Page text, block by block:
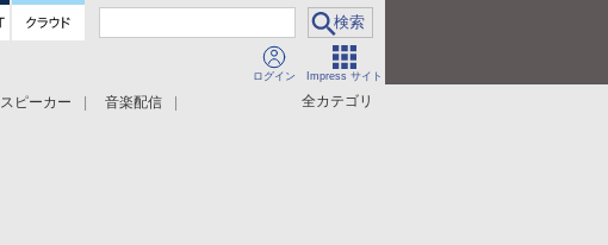
ログイン Impress サイト
全カテゴリ
スピーカー
音楽配信